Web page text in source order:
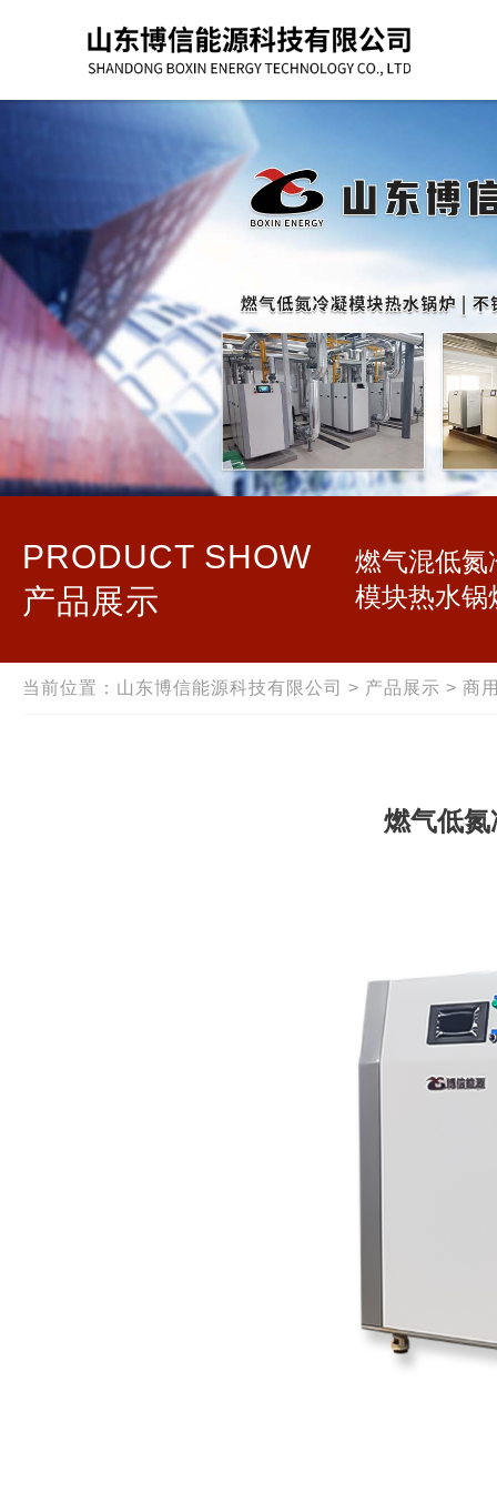
PRODUCT SHOW
产品展示
燃气混低氮
模块热水锅
当前位置： 山东博信能源科技有限公司 > 产品展示 > 商
燃气低